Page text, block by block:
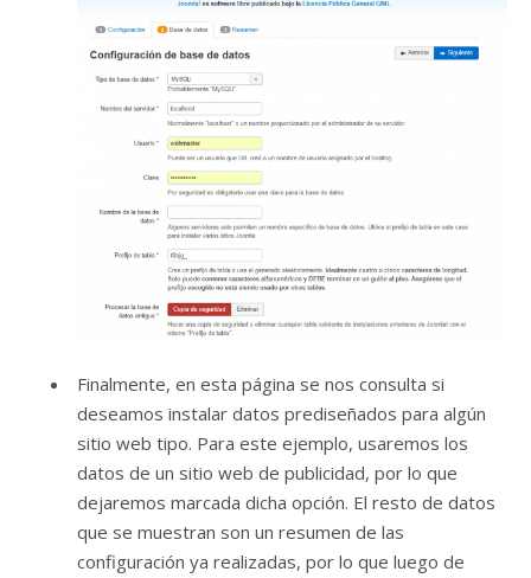
Finalmente, en esta página se nos consulta si
deseamos instalar datos prediseñados para algún
sitio web tipo. Para este ejemplo, usaremos los
datos de un sitio web de publicidad, por lo que
dejaremos marcada dicha opción. El resto de datos
que se muestran son un resumen de las
configuración ya realizadas, por lo que luego de